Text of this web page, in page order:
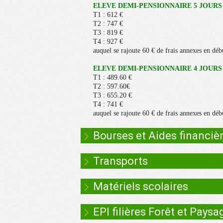
ELEVE DEMI-PENSIONNAIRE 5
T1 : 612 €
T2 : 747 €
T3 : 819 €
T4 : 927 €
auquel se rajoute 60 € de frais annexes en
ELEVE DEMI-PENSIONNAIRE 4
T1 : 489.60 €
T2 : 597.60€
T3 : 655.20 €
T4 : 741 €
auquel se rajoute 60 € de frais annexes en
Bourses et Aides
Transports
Matériels scolaires
EPI filières Forêt et